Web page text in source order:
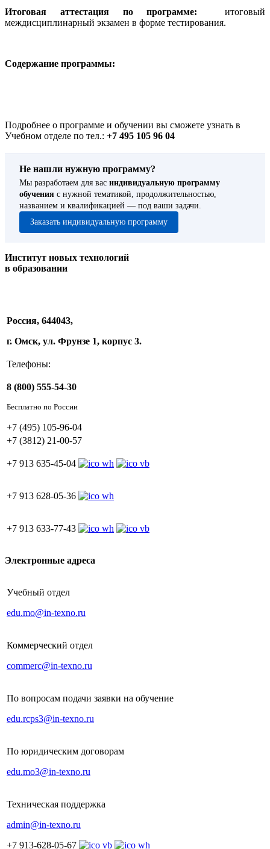
Итоговая аттестация по программе: итоговый
междисциплинарный экзамен в форме тестирования.
Содержание программы:
Подробнее о программе и обучении вы сможете узнать в
Учебном отделе по тел.: +7 495 105 96 04
Не нашли нужную программу?
Мы разработаем для вас индивидуальную программу
обучения с нужной тематикой, продолжительностью,
названием и квалификацией — под ваши задачи.
Заказать индивидуальную программу
Институт новых технологий
в образовании
Россия, 644043,
г. Омск, ул. Фрунзе 1, корпус 3.
Телефоны:
8 (800) 555-54-30
Бесплатно по России
+7 (495) 105-96-04
+7 (3812) 21-00-57
+7 913 635-45-04
+7 913 628-05-36
+7 913 633-77-43
Электронные адреса
Учебный отдел
edu.mo@in-texno.ru
Коммерческий отдел
commerc@in-texno.ru
По вопросам подачи заявки на обучение
edu.rcps3@in-texno.ru
По юридическим договорам
edu.mo3@in-texno.ru
Техническая поддержка
admin@in-texno.ru
+7 913-628-05-67